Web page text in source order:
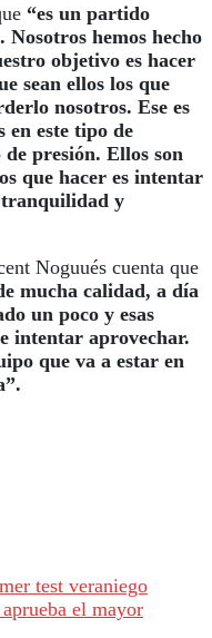
“es un partido
hemos hecho
objetivo es hacer
sean ellos los que
nosotros. Ese es
en este tipo de
presión. Ellos son
que hacer es intentar
y
Noguués cuenta que
mucha calidad, a día
un poco y esas
intentar aprovechar.
que va a estar en
test veraniego
el mayor